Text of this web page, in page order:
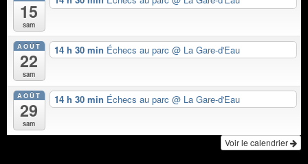
15
sam
AOÛT
22
sam
14 h 30 min Échecs au parc @ La Gare-d'Eau
AOÛT
29
sam
14 h 30 min Échecs au parc @ La Gare-d'Eau
Voir le calendrier